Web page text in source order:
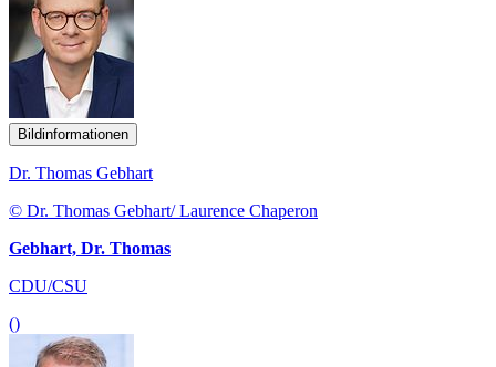
Bildinformationen
Dr. Thomas Gebhart
© Dr. Thomas Gebhart/ Laurence Chaperon
Gebhart, Dr. Thomas
CDU/CSU
()